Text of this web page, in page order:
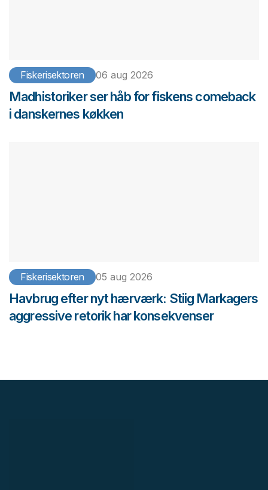
Fiskerisektoren 06 aug 2026
Madhistoriker ser håb for fiskens comeback
i danskernes køkken
Fiskerisektoren 05 aug 2026
Havbrug efter nyt hærværk: Stiig Markagers
aggressive retorik har konsekvenser